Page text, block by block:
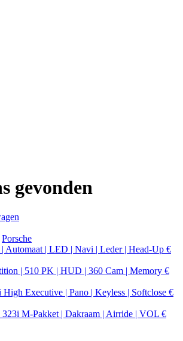
gevonden
Porsche
| LED | Navi | Leder | Head-Up €
| 510 PK | HUD | 360 Cam | Memory €
Executive | Pano | Keyless | Softclose €
M-Pakket | Dakraam | Airride | VOL €